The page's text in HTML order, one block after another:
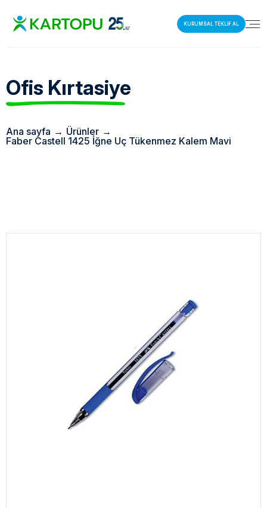
KURUMSAL TEKLİF AL
Ofis Kırtasiye
Ana sayfa → Ürünler →
Faber Castell 1425 İğne Uç Tükenmez Kalem Mavi